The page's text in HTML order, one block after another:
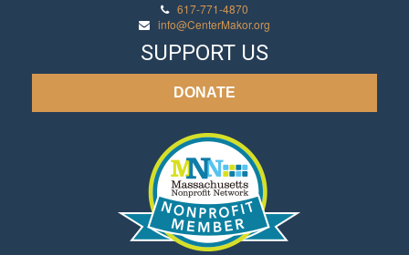
617-771-4870
info@CenterMakor.org
SUPPORT US
DONATE